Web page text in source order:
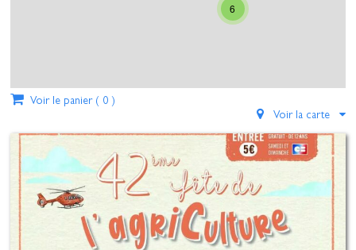
6
Voir le panier ( 0)
Voir la carte